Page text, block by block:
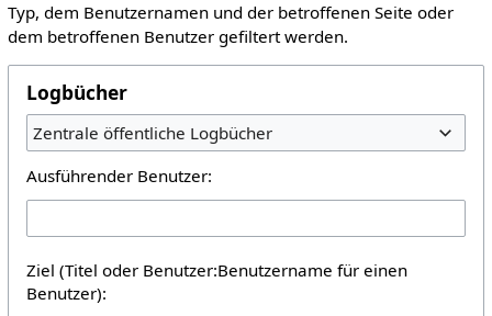
Typ, dem Benutzernamen und der betroffenen Seite oder
dem betroffenen Benutzer gefiltert werden.
Logbücher
Zentrale öffentliche Logbücher
Ausführender Benutzer:
Ziel (Titel oder Benutzer:Benutzername für einen
Benutzer):